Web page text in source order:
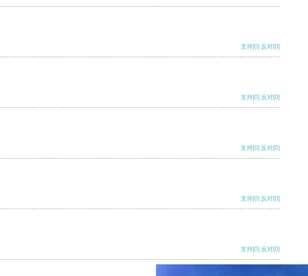
支持[0] 反对[0]
支持[0] 反对[0]
支持[0] 反对[0]
支持[0] 反对[0]
支持[0] 反对[0]